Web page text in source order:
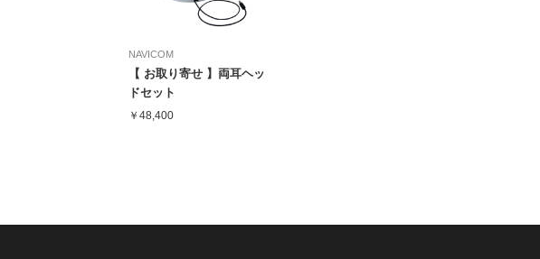
NAVICOM
【 お取り寄せ 】両耳ヘッ
ドセット
￥48,400